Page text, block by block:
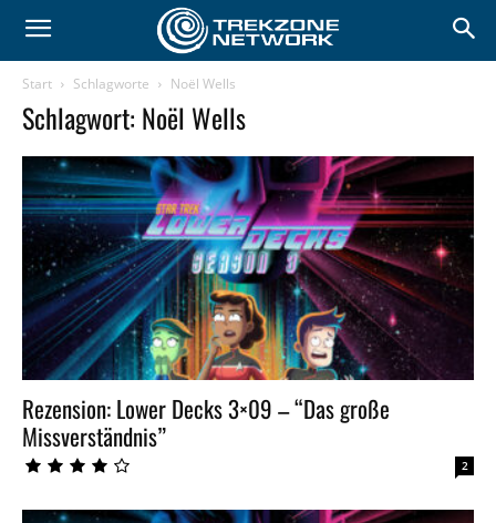
Start Schlagworte Noël Wells
Schlagwort: Noël Wells
Rezension: Lower Decks 3×09 – “Das große
Missverständnis”
2